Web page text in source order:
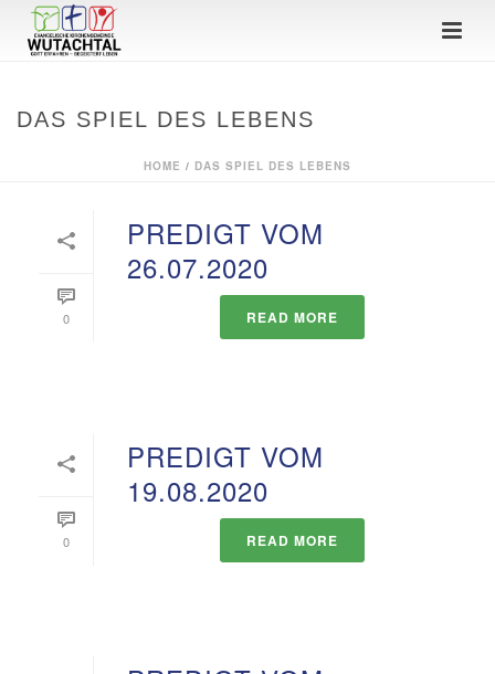
DAS SPIEL DES LEBENS
HOME / DAS SPIEL DES LEBENS
0
PREDIGT VOM
26.07.2020
READ MORE
0
PREDIGT VOM
19.08.2020
READ MORE